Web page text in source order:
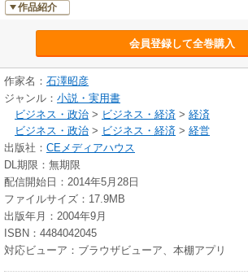
作品紹介
会員登録して全巻購入
作家名： 石澤昭彦
ジャンル： 小説・実用書
ビジネス・政治 > ビジネス・経済 > 経済
ビジネス・政治 > ビジネス・経済 > 経営
出版社： CEメディアハウス
DL期限：無期限
配信開始日：2014年5月28日
ファイルサイズ：17.9MB
出版年月：2004年9月
ISBN：4484042045
対応ビューア：ブラウザビューア、本棚アプリ